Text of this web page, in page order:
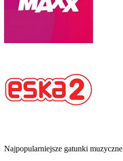
Najpopularniejsze gatunki muzyczne